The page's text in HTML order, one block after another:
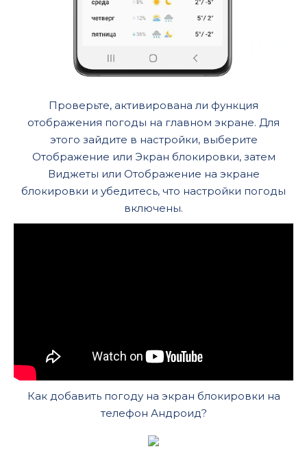
Проверьте, активирована ли функция
отображения погоды на главном экране. Для
этого зайдите в настройки, выберите
Отображение или Экран блокировки, затем
Виджеты или Отображение на экране
блокировки и убедитесь, что настройки погоды
включены.
Как добавить погоду на экран блокировки на
телефон Андроид?